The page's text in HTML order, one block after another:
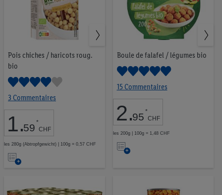
Pois chiches / haricots roug.
bio
3 Commentaires
1.59 *
CHF
les 280g (Abtropfgewicht) | 100g = 0,57 CHF
Ajouter
la
Boule de falafel / légumes bio
15 Commentaires
2.95 *
CHF
les 200g | 100g = 1,48 CHF
Ajouter
Conserves 101
Produits surgelés 218
Sucreries & en-cas 322
Boissons sans alcool
Bière 36
Vin & vin effervescent
Spiritueux & liqueurs
Ménage & nettoyage
Cosmétique & soins
Bébé 51
Nourriture pour animaux
Tabac 23
Protéines végétales 9
Snacks équilibrés